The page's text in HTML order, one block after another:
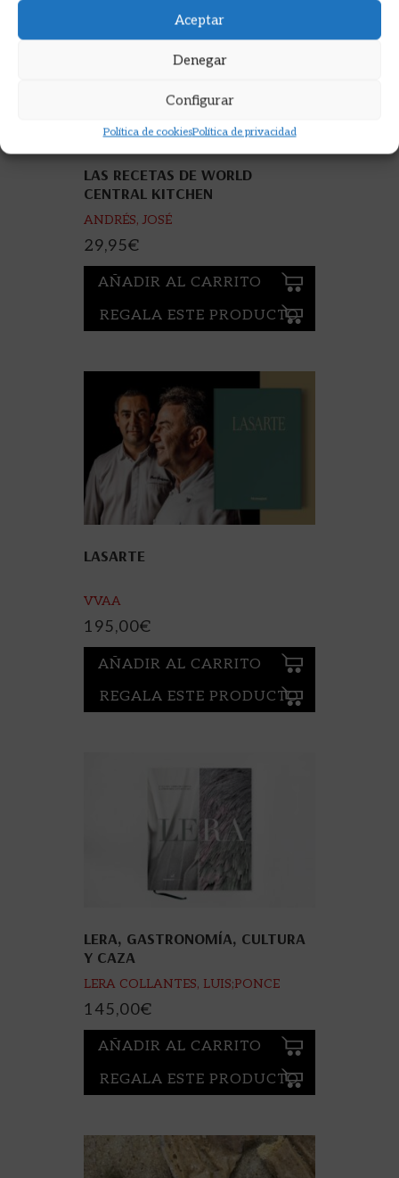
Aceptar
Denegar
Configurar
Política de cookiesPolítica de privacidad
LAS RECETAS DE WORLD
CENTRAL KITCHEN
ANDRÉS, JOSÉ
29,95€
AÑADIR AL CARRITO
REGALA ESTE PRODUCTO
LASARTE
VVAA
195,00€
AÑADIR AL CARRITO
REGALA ESTE PRODUCTO
LERA, GASTRONOMÍA, CULTURA
Y CAZA
LERA COLLANTES, LUIS;PONCE
APARICIO, MIQUELFOT.
145,00€
AÑADIR AL CARRITO
REGALA ESTE PRODUCTO